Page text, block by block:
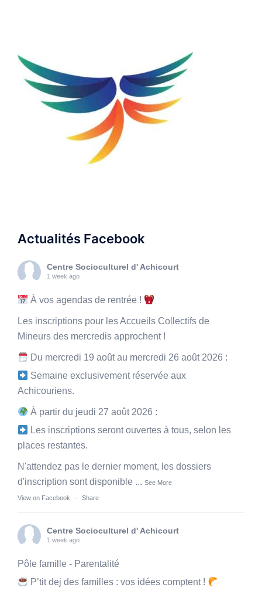
Actualités Facebook
Centre Socioculturel d' Achicourt
1 week ago
À vos agendas de rentrée !
Les inscriptions pour les Accueils Collectifs de
Mineurs des mercredis approchent !
Du mercredi 19 août au mercredi 26 août 2026 :
Semaine exclusivement réservée aux
Achicouriens.
À partir du jeudi 27 août 2026 :
Les inscriptions seront ouvertes à tous, selon les
places restantes.
N'attendez pas le dernier moment, les dossiers
d'inscription sont disponible ... See More
View on Facebook · Share
Centre Socioculturel d' Achicourt
1 week ago
Pôle famille - Parentalité
P’tit dej des familles : vos idées comptent !